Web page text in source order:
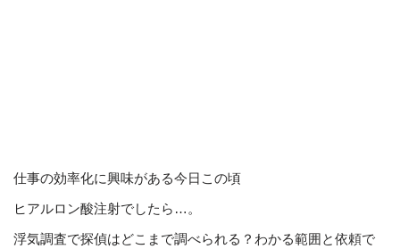
仕事の効率化に興味がある今日この頃
ヒアルロン酸注射でしたら…。
浮気調査で探偵はどこまで調べられる？わかる範囲と依頼で